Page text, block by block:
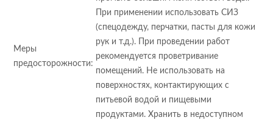
Меры
предосторожности:
При применении использовать СИЗ
(спецодежду, перчатки, пасты для кожи
рук и т.д.). При проведении работ
рекомендуется проветривание
помещений. Не использовать на
поверхностях, контактирующих с
питьевой водой и пищевыми
продуктами. Хранить в недоступном